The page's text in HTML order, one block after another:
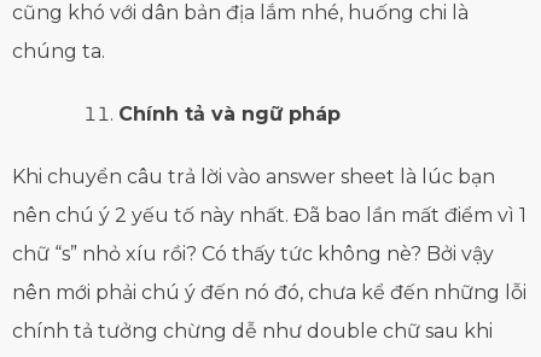
cũng khó với dân bản địa lắm nhé, huống chi là
chúng ta.
Chính tả và ngữ pháp
Khi chuyển câu trả lời vào answer sheet là lúc bạn
nên chú ý 2 yếu tố này nhất. Đã bao lần mất điểm vì 1
chữ “s” nhỏ xíu rồi? Có thấy tức không nè? Bởi vậy
nên mới phải chú ý đến nó đó, chưa kể đến những lỗi
chính tả tưởng chừng dễ như double chữ sau khi